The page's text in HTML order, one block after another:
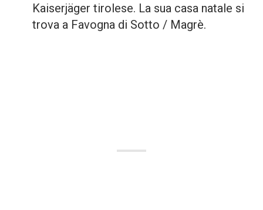
Kaiserjäger tirolese. La sua casa natale si
trova a Favogna di Sotto / Magrè.